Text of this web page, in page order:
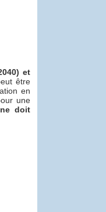
et
être
en
une
doit